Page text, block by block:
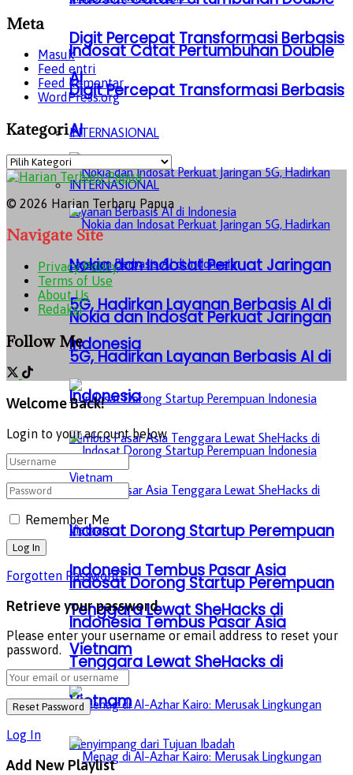
Digit Percepat Transformasi Berbasis
AI
INTERNASIONAL
Nokia dan Indosat Perkuat Jaringan
5G, Hadirkan Layanan Berbasis AI di
Indonesia
Indosat Dorong Startup Perempuan
Indonesia Tembus Pasar Asia
Tenggara Lewat SheHacks di
Vietnam
Indosat Catat Pertumbuhan Double
Digit Percepat Transformasi Berbasis
AI
INTERNASIONAL
Nokia dan Indosat Perkuat Jaringan
5G, Hadirkan Layanan Berbasis AI di
Indonesia
Indosat Dorong Startup Perempuan
Indonesia Tembus Pasar Asia
Tenggara Lewat SheHacks di
Vietnam
Meta
Masuk
Feed entri
Feed komentar
WordPress.org
Kategori
Kategori
© 2026 Harian Terbaru Papua
Navigate Site
Privacy Policy
Terms of Use
About Us
Redaksi
Follow Me
Welcome Back!
Login to your account below
Remember Me
Forgotten Password?
Retrieve your password
Please enter your username or email address to reset your
password.
Log In
Add New Playlist